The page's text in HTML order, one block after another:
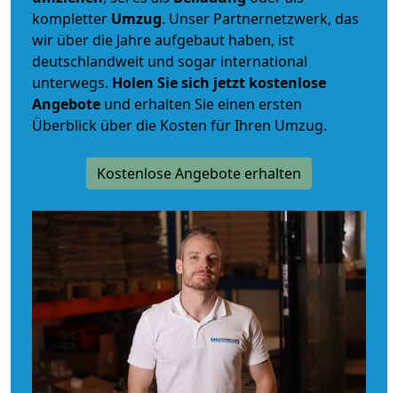
kompletter Umzug. Unser Partnernetzwerk, das
wir über die Jahre aufgebaut haben, ist
deutschlandweit und sogar international
unterwegs. Holen Sie sich jetzt kostenlose
Angebote und erhalten Sie einen ersten
Überblick über die Kosten für Ihren Umzug.
Kostenlose Angebote erhalten